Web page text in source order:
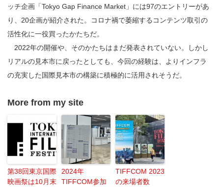
ッチ企画「Tokyo Gap Finance Market」には97のエントリーがあ
り、20企画が紹介された。コロナ禍で萎縮するコンテンツ取引の
活性化に一役買ったかたちだ。
2022年の開催や、そのかたちはまだ発表されていない。しかし
リアルの見本市に戻ったとしても、今回の経験は、よりインフラ
の充実した国際見本市の構築に積極的に活用されそうだ。
More from my site
第38回東京国際
映画祭は10月末
2024年
TIFFCOM参加
TIFFCOM 2023
の来場者数